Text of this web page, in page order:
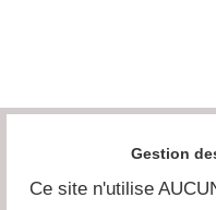
Médias
Blogs
Gestion
Ce site n'utilise